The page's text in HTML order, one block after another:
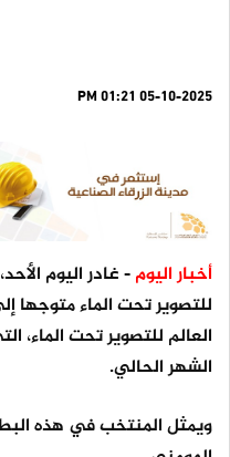
05-10-2025 01:21 PM
أخبار اليوم- غادر اليوم
للتصوير تحت الماء متوجها
الشهر الحالي.
ويمثل المنتخب في هذه